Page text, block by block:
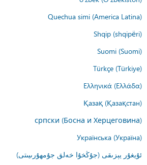
Quechua simi (America Latina)
Shqip (shqipëri)
Suomi (Suomi)
Türkçe (Türkiye)
Ελληνικά (Ελλάδα)
Қазақ (Қазақстан)
српски (Босна и Херцеговина)
Українська (Україна)
ئۇيغۇر يېزىقى (جۇڭخۇا خەلق جۇمھۇرىيىتى)